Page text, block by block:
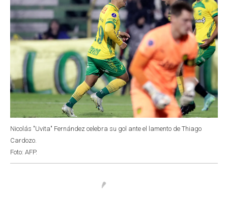
Nicolás "Uvita" Fernández celebra su gol ante el lamento de Thiago
Cardozo.
Foto: AFP.